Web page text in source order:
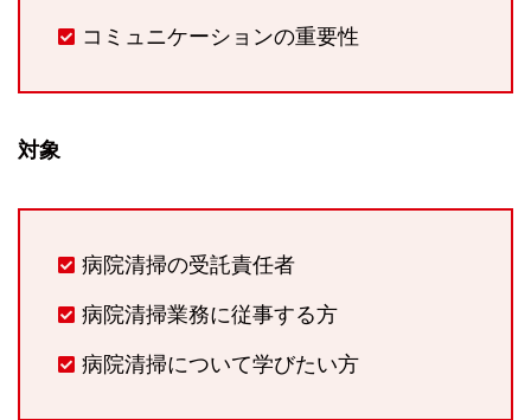
コミュニケーションの重要性
対象
病院清掃の受託責任者
病院清掃業務に従事する方
病院清掃について学びたい方